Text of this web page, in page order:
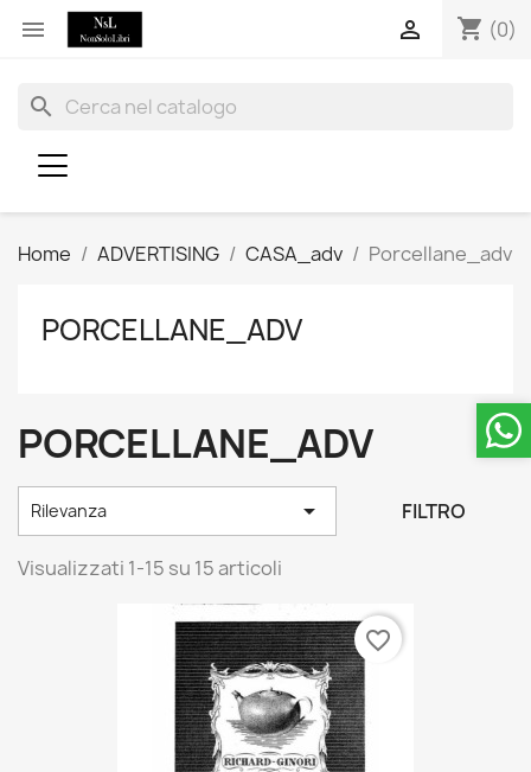
 shopping_cart (0)

search
Home ADVERTISING CASA_adv Porcellane_adv
PORCELLANE_ADV
PORCELLANE_ADV
Rilevanza  FILTRO
Visualizzati 1-15 su 15 articoli
favorite_border